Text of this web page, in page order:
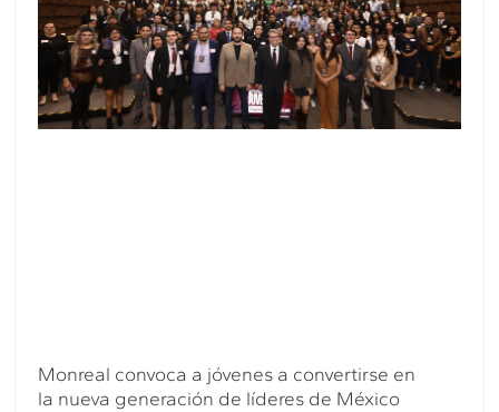
Monreal convoca a jóvenes a convertirse en
la nueva generación de líderes de México